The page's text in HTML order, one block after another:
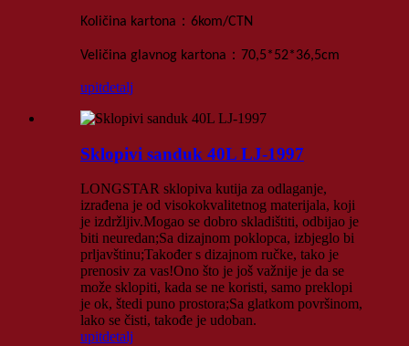
Količina kartona ： 6kom/CTN
Veličina glavnog kartona ： 70,5*52*36,5cm
upitdetalj
Sklopivi sanduk 40L LJ-1997
LONGSTAR sklopiva kutija za odlaganje,
izrađena je od visokokvalitetnog materijala, koji
je izdržljiv.Mogao se dobro skladištiti, odbijao je
biti neuredan;Sa dizajnom poklopca, izbjeglo bi
prljavštinu;Također s dizajnom ručke, tako je
prenosiv za vas!Ono što je još važnije je da se
može sklopiti, kada se ne koristi, samo preklopi
je ok, štedi puno prostora;Sa glatkom površinom,
lako se čisti, takođe je udoban.
upitdetalj